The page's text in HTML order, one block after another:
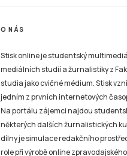
O NÁS
Stisk online je studentský
mediálních studií a žurnalistiky z
studia jako cvičné médium. Stisk
jedním z prvních internetových
Na portálu zájemci najdou
některých dalších žurnalistických
dílny je simulace redakčního
role při výrobě online